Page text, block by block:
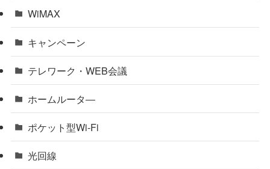
WiMAX
キャンペーン
テレワーク・WEB会議
ホームルータ―
ポケット型Wi-Fi
光回線